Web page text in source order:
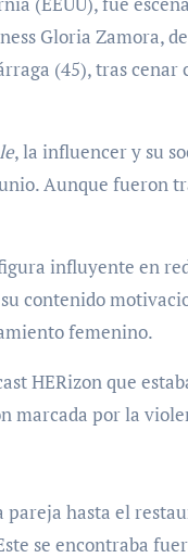
Gloria Zamora,
(45), tras cenar
, la influencer y su
Aunque fueron
influyente en
contenido
femenino.
HERizon que
marcada por la
hasta el
se encontraba